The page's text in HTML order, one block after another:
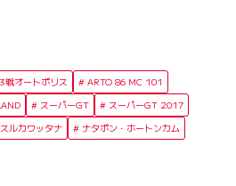
オートポリス
ARTO 86 MC 101
スーパーGT
スーパーGT 2017
ルカワッタナ
ナタポン・ホートンカム